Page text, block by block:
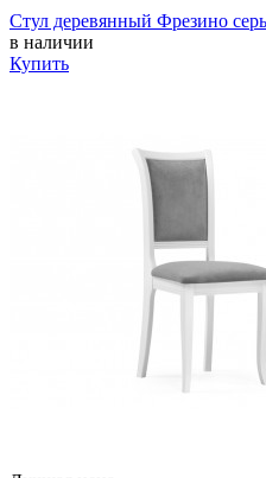
Стул деревянный Фрезино
в наличии
Купить